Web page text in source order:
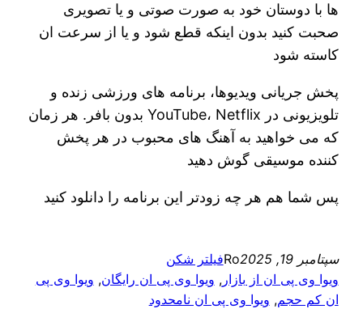
ها با دوستان خود به صورت صوتی و یا تصویری
صحبت کنید بدون اینکه قطع شود و یا از سرعت ان
کاسته شود
پخش جریانی ویدیوها، برنامه های ورزشی زنده و
تلویزیونی در YouTube، Netflix بدون بافر. هر زمان
که می خواهید به آهنگ های محبوب در هر پخش
کننده موسیقی گوش دهید
پس شما هم هر چه زودتر این برنامه را دانلود کنید
سپتامبر 19, 2025 Roفیلتر شکن
ویوا وی پی ان از بازار, ویوا وی پی ان رایگان, ویوا وی پی
ان کم حجم, ویوا وی پی ان نامحدود